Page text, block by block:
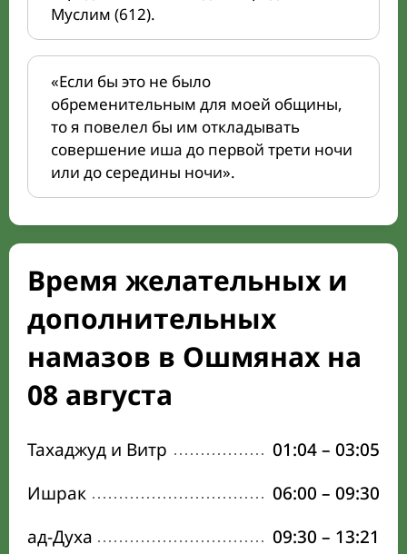
Муслим (612).
«Если бы это не было
обременительным для моей общины,
то я повелел бы им откладывать
совершение иша до первой трети ночи
или до середины ночи».
Время желательных и
дополнительных
намазов в Ошмянах на
08 августа
Тахаджуд и Витр 01:04– 03:05
Ишрак
06:00 – 09:30
ад-Духа
09:30 – 13:21